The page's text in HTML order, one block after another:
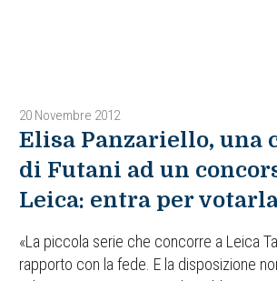
20 Novembre 2012
Elisa Panzariello, una
di Futani ad un
Leica: entra per
«La piccola serie che concorre a Leica
rapporto con la fede. E la disposizione